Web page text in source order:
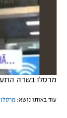
מרסלו בשדה
עוד באותו נושא: